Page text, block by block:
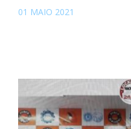
01 MAIO 2021